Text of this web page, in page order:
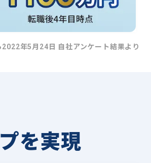
年5月24日 自社アンケート結果より
を実現